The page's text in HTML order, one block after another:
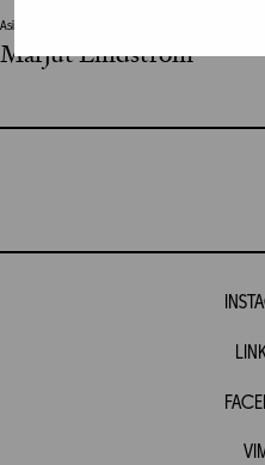
Asiakkaan vastuuhenkilö / Client’s Representative
Marjut Lindström